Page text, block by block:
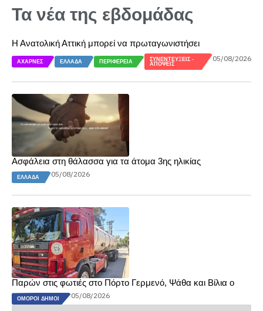
Τα νέα της εβδομάδας
Η Ανατολική Αττική μπορεί να πρωταγωνιστήσει
ΑΧΑΡΝΈΣ ΕΛΛΆΔΑ ΠΕΡΙΦΈΡΕΙΑ
ΣΥΝΕΝΤΕΎΞΕΙΣ -
ΑΠΌΨΕΙΣ
05/08/2026
Ασφάλεια στη θάλασσα για τα άτομα 3ης ηλικίας
ΕΛΛΆΔΑ 05/08/2026
Παρών στις φωτιές στο Πόρτο Γερμενό, Ψάθα και Βίλια ο
ΌΜΟΡΟΙ ΔΉΜΟΙ 05/08/2026